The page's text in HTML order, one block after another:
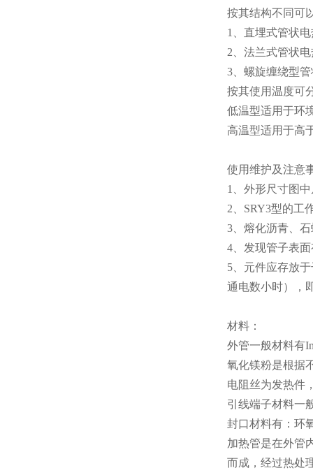
按其结构不同可
1、直埋式管状
2、法兰式管状
3、螺旋缠绕型
按其使用温度可
低温型适用于环
高温型适用于高
使用维护及注意
1、外形尺寸图
2、SRY3型的工
3、熔化沥青、
4、发现管子表
5、元件应存放
通电数小时），
材料：
外管一般材料有
氧化镁粉是根据
电阻丝为发热件
引线端子材料一
封口材料有：环
加热管是在外管
而成，经过热处